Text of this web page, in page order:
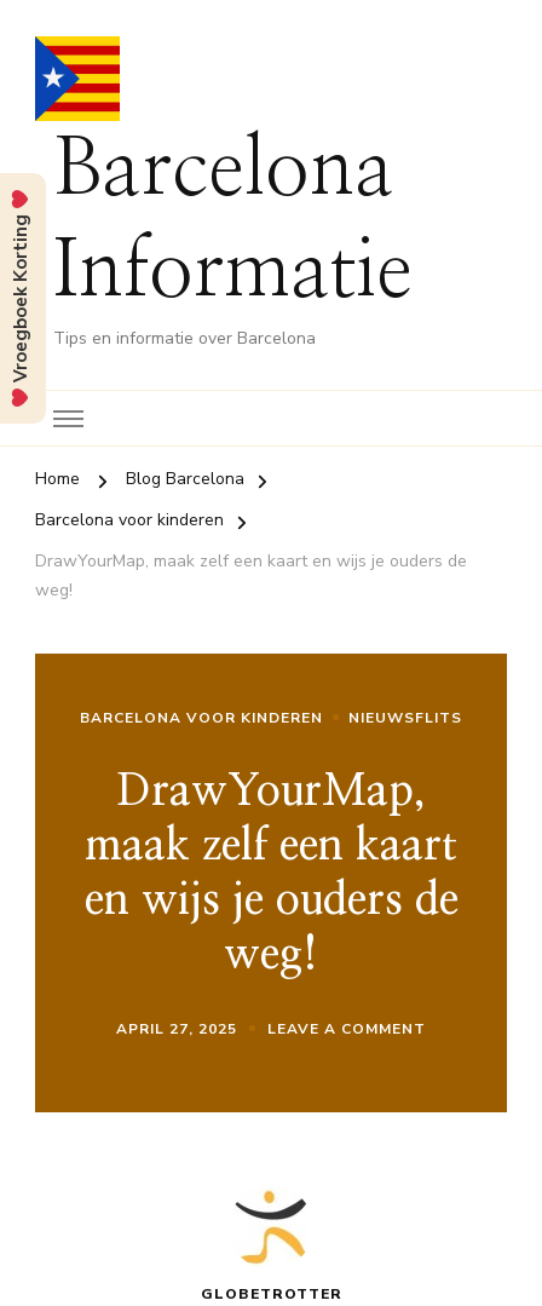
Barcelona
Informatie
Tips en informatie over Barcelona
Home
Blog Barcelona
Barcelona voor kinderen
DrawYourMap, maak zelf een kaart en wijs je ouders de
weg!
BARCELONA VOOR KINDEREN NIEUWSFLITS
DrawYourMap,
maak zelf een kaart
en wijs je ouders de
weg!
APRIL 27, 2025 LEAVE A COMMENT
EEN
GLOBETROTTER
Vroegboek Korting